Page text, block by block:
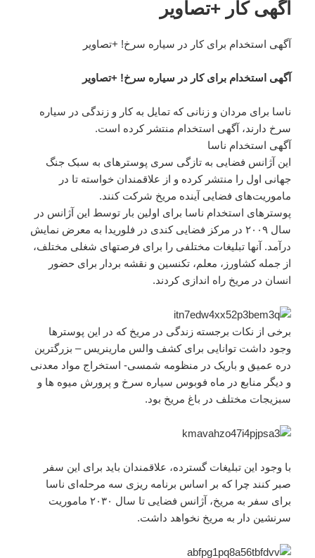
آگهی کار +تصاویر
آگهی استخدام برای کار در سیاره سرخ! +تصاویر
آگهی استخدام برای کار در سیاره سرخ! +تصاویر
ناسا برای مردان و زنانی که تمایل به کار و زندگی در سیاره
سرخ دارند، آگهی استخدام منتشر کرده است.
آگهی استخدام ناسا
این آژانس فضایی به تازگی سری پوسترهای به سبک جنگ
جهانی اول را منتشر کرده و از علاقمندان خواسته تا در
ماموریت‌های فضایی آینده مریخ شرکت کنند.
پوسترهای استخدام ناسا برای اولین بار توسط این آژانس در
سال ۲۰۰۹ در مرکز فضایی کندی در فلوریدا به معرض نمایش
درآمد. آنها تبلیغات مختلفی را برای فرصتهای شغلی مختلف،
از جمله کشاورز، معلم، تکنسین و نقشه بردار برای حضور
انسان در مریخ راه اندازی کردند.
برخی از نکات برجسته زندگی در مریخ که در این پوسترها
وجود داشت توانایی برای کشف والس مارینریس – بزرگترین
دره عمیق و باریک در منظومه شمسی- استخراج مواد معدنی
و دیگر منابع در ماه فوبوس سیاره سرخ و پرورش میوه ها و
سبزیجات مختلف در باغ مریخ بود.
با وجود این تبلیغات گسترده، علاقمندان باید برای این سفر
صبر کنند چرا که بر اساس برنامه ریزی سه مرحله‌ای ناسا
برای سفر به مریخ، آژانس فضایی تا سال ۲۰۳۰ ماموریت
سرنشین دار به مریخ نخواهد داشت.